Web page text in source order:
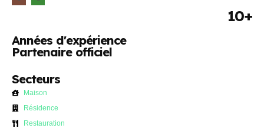
10+
Années d'expérience
Partenaire officiel
Secteurs
Maison
Résidence
Restauration